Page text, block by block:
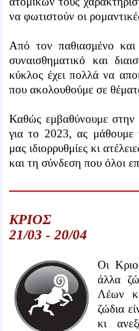
να φωτιστούν οι
Από τον παθιασμένο
συναισθηματικό και
κύκλος έχει πολλά να
που ακολουθούμε σε
Καθώς εμβαθύνουμε στην
για το 2023, ας μάθουμε
μας ιδιορρυθμίες κι
και τη σύνδεση που όλοι
ΚΡΙΟΣ
21/03 - 20/04
Οι
άλλα
Λέων
ζώδια
κι